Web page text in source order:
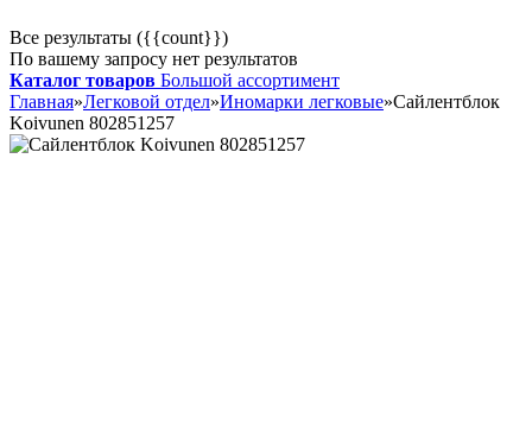
Все результаты ({{count}})
По вашему запросу нет результатов
Каталог товаров Большой ассортимент
Главная»Легковой отдел»Иномарки легковые»Сайлентблок
Koivunen 802851257